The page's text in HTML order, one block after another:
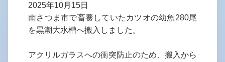
2025年10月15日
南さつま市で畜養していたカツオの幼魚280尾
を黒潮大水槽へ搬入しました。
アクリルガラスへの衝突防止のため、搬入から